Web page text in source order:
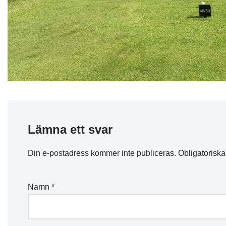
Lämna ett svar
Din e-postadress kommer inte publiceras.
Namn *